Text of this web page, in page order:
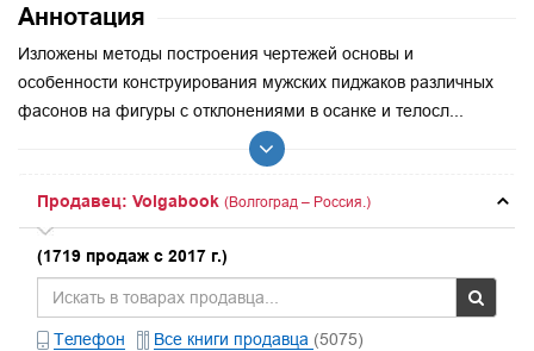
Аннотация
Изложены методы построения чертежей основы и
особенности конструирования мужских пиджаков различных
фасонов на фигуры с отклонениями в осанке и телосл...
Продавец: Volgabook (Волгоград – Россия.)
(1719 продаж с 2017 г.)
Телефон Все книги продавца (5075)